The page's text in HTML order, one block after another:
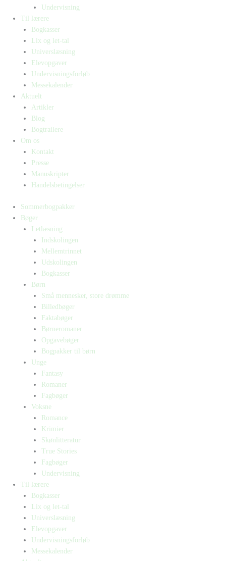
Undervisning
Til lærere
Bogkasser
Lix og let-tal
Universlæsning
Elevopgaver
Undervisningsforløb
Messekalender
Aktuelt
Artikler
Blog
Bogtrailere
Om os
Kontakt
Presse
Manuskripter
Handelsbetingelser
Sommerbogpakker
Bøger
Letlæsning
Indskolingen
Mellemtrinnet
Udskolingen
Bogkasser
Børn
Små mennesker, store drømme
Billedbøger
Faktabøger
Børneromaner
Opgavebøger
Bogpakker til børn
Unge
Fantasy
Romaner
Fagbøger
Voksne
Romance
Krimier
Skønlitteratur
True Stories
Fagbøger
Undervisning
Til lærere
Bogkasser
Lix og let-tal
Universlæsning
Elevopgaver
Undervisningsforløb
Messekalender